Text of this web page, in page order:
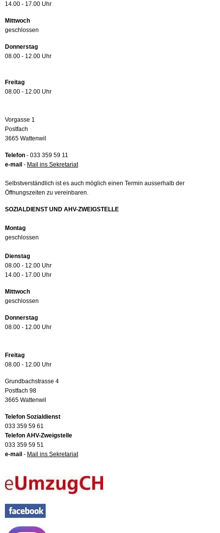
14.00 - 17.00 Uhr
Mittwoch
geschlossen
Donnerstag
08.00 - 12.00 Uhr
Freitag
08.00 - 12.00 Uhr
Vorgasse 1
Postfach
3665 Wattenwil
Telefon - 033 359 59 11
e-mail - Mail ins Sekretariat
Selbstverständlich ist es auch möglich einen Termin ausserhalb der
Öffnungszeiten zu vereinbaren.
SOZIALDIENST UND AHV-ZWEIGSTELLE
Montag
geschlossen
Dienstag
08.00 - 12.00 Uhr
14.00 - 17.00 Uhr
Mittwoch
geschlossen
Donnerstag
08.00 - 12.00 Uhr
Freitag
08.00 - 12.00 Uhr
Grundbachstrasse 4
Postfach 98
3665 Wattenwil
Telefon Sozialdienst
033 359 59 61
Telefon AHV-Zweigstelle
033 359 59 51
e-mail - Mail ins Sekretariat